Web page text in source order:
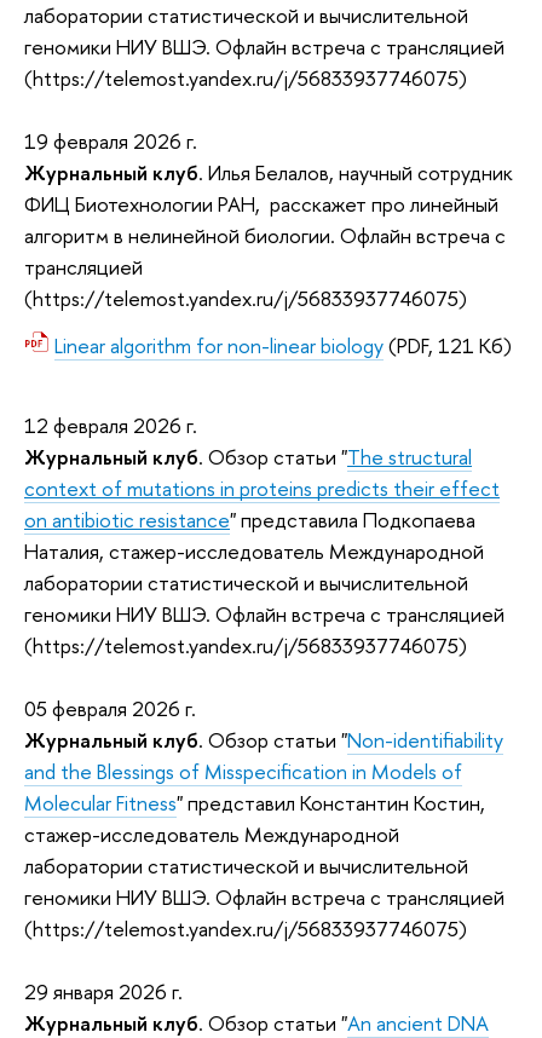
лаборатории статистической и вычислительной
геномики НИУ ВШЭ. Офлайн встреча с трансляцией
(https://telemost.yandex.ru/j/56833937746075)
19 февраля 2026 г.
Журнальный клуб. Илья Белалов, научный сотрудник
ФИЦ Биотехнологии РАН, расскажет про линейный
алгоритм в нелинейной биологии. Офлайн встреча с
трансляцией
(https://telemost.yandex.ru/j/56833937746075)
Linear algorithm for non-linear biology(PDF, 121 Кб)
12 февраля 2026 г.
Журнальный клуб. Обзор статьи "The structural
context of mutations in proteins predicts their effect
on antibiotic resistance" представила Подкопаева
Наталия, стажер-исследователь Международной
лаборатории статистической и вычислительной
геномики НИУ ВШЭ. Офлайн встреча с трансляцией
(https://telemost.yandex.ru/j/56833937746075)
05 февраля 2026 г.
Журнальный клуб. Обзор статьи "Non-identifiability
and the Blessings of Misspecification in Models of
Molecular Fitness" представил Константин Костин,
стажер-исследователь Международной
лаборатории статистической и вычислительной
геномики НИУ ВШЭ. Офлайн встреча с трансляцией
(https://telemost.yandex.ru/j/56833937746075)
29 января 2026 г.
Журнальный клуб. Обзор статьи "An ancient DNA